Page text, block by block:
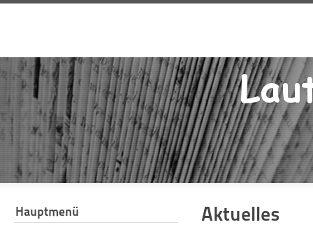
Hauptmenü Aktuelles